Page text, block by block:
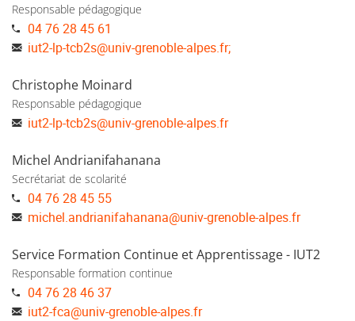
Responsable pédagogique
04 76 28 45 61
iut2-lp-tcb2s@univ-grenoble-alpes.fr;
Christophe Moinard
Responsable pédagogique
iut2-lp-tcb2s@univ-grenoble-alpes.fr
Michel Andrianifahanana
Secrétariat de scolarité
04 76 28 45 55
michel.andrianifahanana@univ-grenoble-alpes.fr
Service Formation Continue et Apprentissage - IUT2
Responsable formation continue
04 76 28 46 37
iut2-fca@univ-grenoble-alpes.fr